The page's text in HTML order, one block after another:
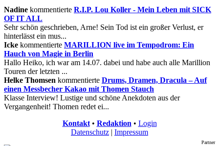
Nadine kommentierte R.I.P. Lou Koller - Mein Leben mit SICK
OF IT ALL
Sehr schön geschrieben, Arne! Sein Tod ist ein großer Verlust, er
hinterlässt ein mus...
Icke kommentierte MARILLION live im Tempodrom: Ein
Hauch von Magie in Berlin
Hallo Heiko, ich war am 14.07. dabei und habe auch alle Marillion
Touren der letzten ...
Helke Thomsen kommentierte Drums, Dramen, Dracula – Auf
einen Messbecher Kakao mit Thomen Stauch
Klasse Interview! Lustige und schöne Anekdoten aus der
Vergangenheit! Thomen redet ei...
Kontakt• Redaktion • Login
Datenschutz | Impressum
Partner